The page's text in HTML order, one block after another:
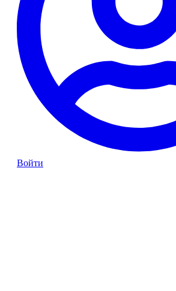
Войти